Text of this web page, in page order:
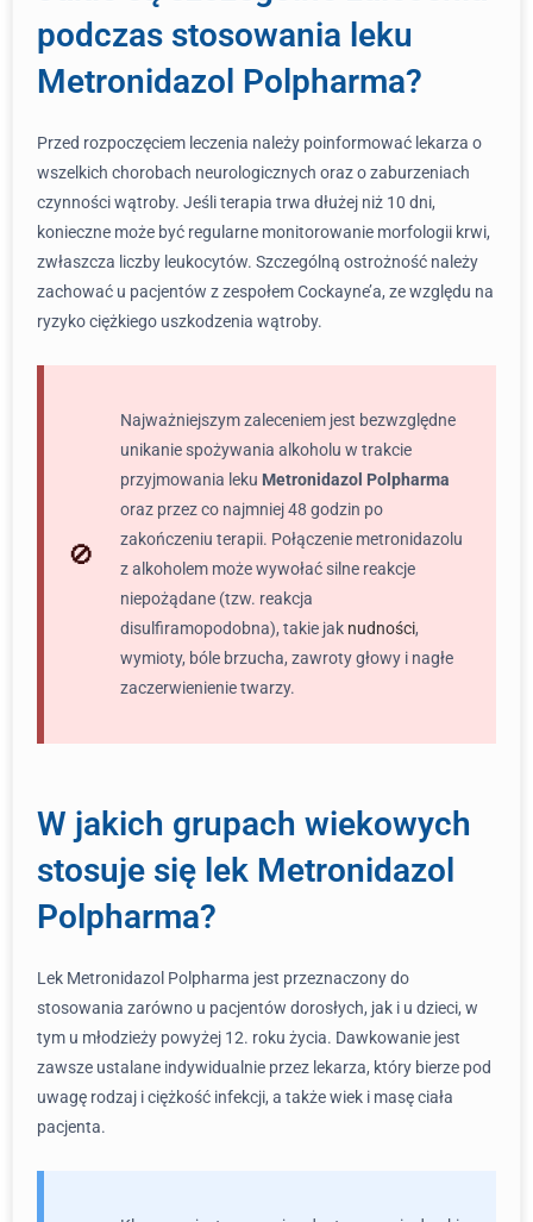
podczas stosowania leku
Metronidazol Polpharma?
Przed rozpoczęciem leczenia należy poinformować lekarza o
wszelkich chorobach neurologicznych oraz o zaburzeniach
czynności wątroby. Jeśli terapia trwa dłużej niż 10 dni,
konieczne może być regularne monitorowanie morfologii krwi,
zwłaszcza liczby leukocytów. Szczególną ostrożność należy
zachować u pacjentów z zespołem Cockayne’a, ze względu na
ryzyko ciężkiego uszkodzenia wątroby.
Najważniejszym zaleceniem jest bezwzględne
unikanie spożywania alkoholu w trakcie
przyjmowania leku Metronidazol Polpharma
oraz przez co najmniej 48 godzin po
zakończeniu terapii. Połączenie metronidazolu
z alkoholem może wywołać silne reakcje
niepożądane (tzw. reakcja
disulfiramopodobna), takie jak nudności,
wymioty, bóle brzucha, zawroty głowy i nagłe
zaczerwienienie twarzy.
W jakich grupach wiekowych
stosuje się lek Metronidazol
Polpharma?
Lek Metronidazol Polpharma jest przeznaczony do
stosowania zarówno u pacjentów dorosłych, jak i u dzieci, w
tym u młodzieży powyżej 12. roku życia. Dawkowanie jest
zawsze ustalane indywidualnie przez lekarza, który bierze pod
uwagę rodzaj i ciężkość infekcji, a także wiek i masę ciała
pacjenta.